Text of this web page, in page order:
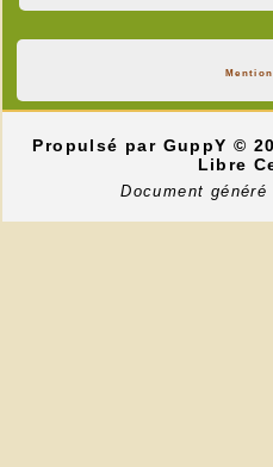
Propulsé par GuppY©
Libre
Document